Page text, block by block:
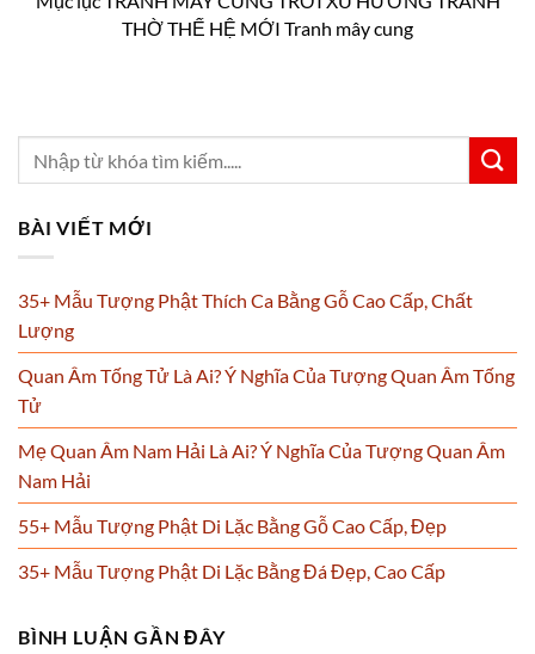
THỜ THẾ HỆ MỚI Tranh mây cung
BÀI VIẾT MỚI
35+ Mẫu Tượng Phật Thích Ca Bằng Gỗ Cao Cấp, Chất
Lượng
Quan Âm Tống Tử Là Ai? Ý Nghĩa Của Tượng Quan Âm Tống
Tử
Mẹ Quan Âm Nam Hải Là Ai? Ý Nghĩa Của Tượng Quan Âm
Nam Hải
55+ Mẫu Tượng Phật Di Lặc Bằng Gỗ Cao Cấp, Đẹp
35+ Mẫu Tượng Phật Di Lặc Bằng Đá Đẹp, Cao Cấp
BÌNH LUẬN GẦN ĐÂY